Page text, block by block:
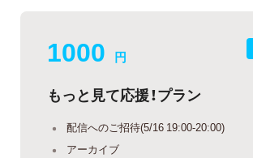
1000 円
もっと見て応援！プラン
配信へのご招待(5/16 19:00-20:00)
アーカイブ